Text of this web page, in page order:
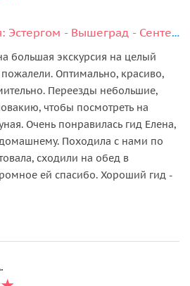
Дунайская рапсодия: Эстергом - Вышеград - Сентендре
большая экскурсия на целый
Оптимально, красиво,
Переезды небольшие,
чтобы посмотреть на
Очень понравилась гид Елена,
Походила с нами по
сходили на обед в
ей спасибо. Хороший гид -